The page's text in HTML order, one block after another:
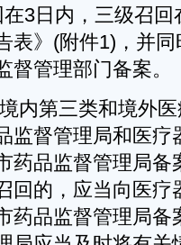
3日内，三级召回
表》(附件1)，并
管理部门备案。
内第三类和境外
监督管理局和医疗
药品监督管理局备
回的，应当向医疗
药品监督管理局备